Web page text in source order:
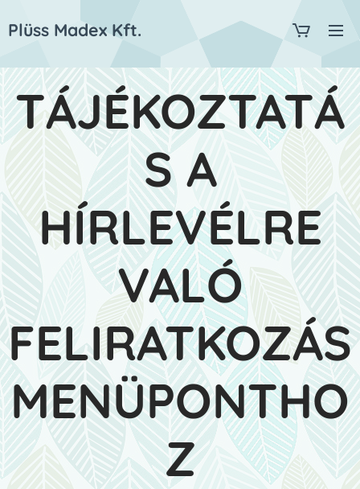
Plüss Madex Kft.
TÁJÉKOZTATÁ
S A
HÍRLEVÉLRE
VALÓ
FELIRATKOZÁS
MENÜPONTHO
Z